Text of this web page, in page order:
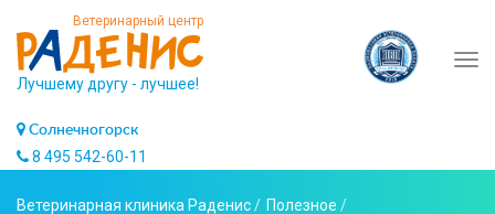
Ветеринарный центр
Лучшему другу - лучшее!
Солнечногорск
8 495 542-60-11
Ветеринарная клиника Раденис/ Полезное /